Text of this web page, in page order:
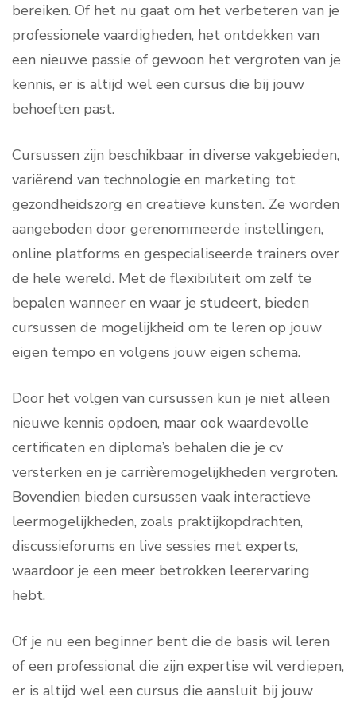
bereiken. Of het nu gaat om het verbeteren van je
professionele vaardigheden, het ontdekken van
een nieuwe passie of gewoon het vergroten van je
kennis, er is altijd wel een cursus die bij jouw
behoeften past.
Cursussen zijn beschikbaar in diverse vakgebieden,
variërend van technologie en marketing tot
gezondheidszorg en creatieve kunsten. Ze worden
aangeboden door gerenommeerde instellingen,
online platforms en gespecialiseerde trainers over
de hele wereld. Met de flexibiliteit om zelf te
bepalen wanneer en waar je studeert, bieden
cursussen de mogelijkheid om te leren op jouw
eigen tempo en volgens jouw eigen schema.
Door het volgen van cursussen kun je niet alleen
nieuwe kennis opdoen, maar ook waardevolle
certificaten en diploma’s behalen die je cv
versterken en je carrièremogelijkheden vergroten.
Bovendien bieden cursussen vaak interactieve
leermogelijkheden, zoals praktijkopdrachten,
discussieforums en live sessies met experts,
waardoor je een meer betrokken leerervaring
hebt.
Of je nu een beginner bent die de basis wil leren
of een professional die zijn expertise wil verdiepen,
er is altijd wel een cursus die aansluit bij jouw